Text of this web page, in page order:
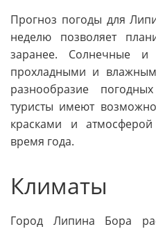
Прогноз погоды для
неделю позволяет
заранее. Солнечные
прохладными и
разнообразие
туристы имеют
красками и
время года.
Климаты
Город Липина Бора